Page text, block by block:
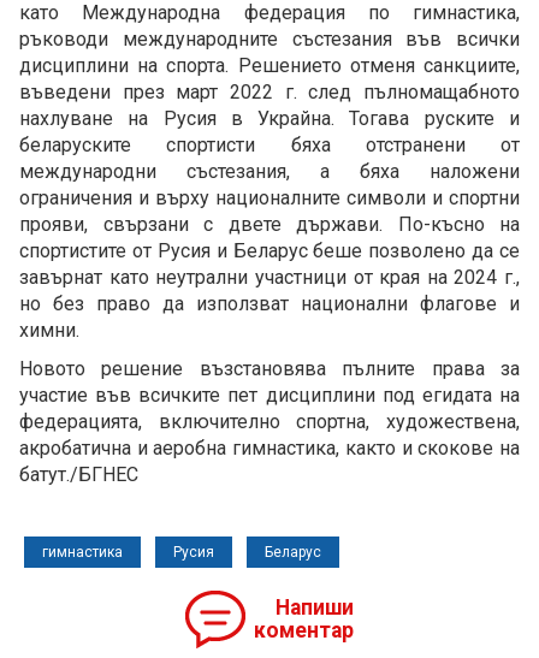
като Международна федерация по гимнастика,
ръководи международните състезания във всички
дисциплини на спорта. Решението отменя санкциите,
въведени през март 2022 г. след пълномащабното
нахлуване на Русия в Украйна. Тогава руските и
беларуските спортисти бяха отстранени от
международни състезания, а бяха наложени
ограничения и върху националните символи и спортни
прояви, свързани с двете държави. По-късно на
спортистите от Русия и Беларус беше позволено да се
завърнат като неутрални участници от края на 2024 г.,
но без право да използват национални флагове и
химни.
Новото решение възстановява пълните права за
участие във всичките пет дисциплини под егидата на
федерацията, включително спортна, художествена,
акробатична и аеробна гимнастика, както и скокове на
батут./БГНЕС
гимнастика Русия Беларус
Напиши
коментар